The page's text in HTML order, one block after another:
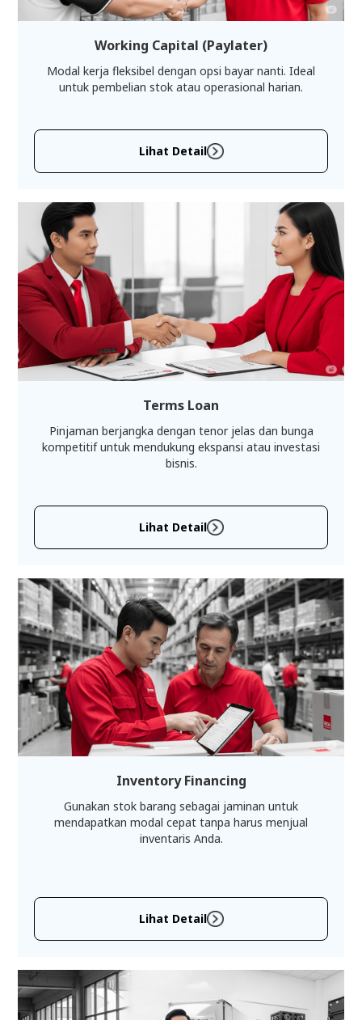
Working Capital (Paylater)
Modal kerja fleksibel dengan opsi bayar nanti. Ideal
untuk pembelian stok atau operasional harian.
Lihat Detail
Terms Loan
Pinjaman berjangka dengan tenor jelas dan bunga
kompetitif untuk mendukung ekspansi atau investasi
bisnis.
Lihat Detail
Inventory Financing
Gunakan stok barang sebagai jaminan untuk
mendapatkan modal cepat tanpa harus menjual
inventaris Anda.
Lihat Detail